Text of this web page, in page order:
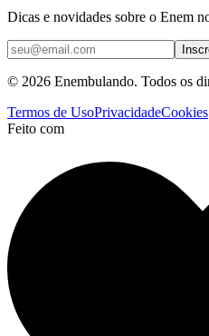
Dicas e novidades sobre o Enem
© 2026 Enembulando. Todos os
Termos de UsoPrivacidadeCookies
Feito com